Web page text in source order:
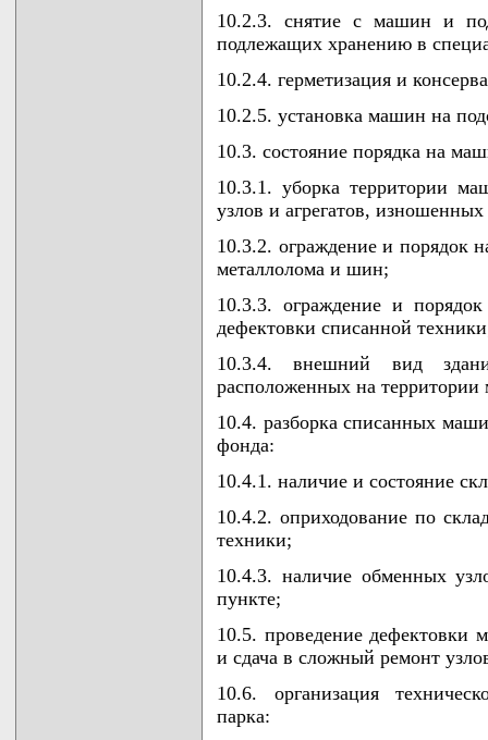
10.2.3. снятие с машин и
подлежащих хранению в
10.2.4. герметизация и
10.2.5. установка машин на
10.3. состояние порядка на
10.3.1. уборка территории
узлов и агрегатов,
10.3.2. ограждение и порядок
металлолома и шин;
10.3.3. ограждение и
дефектовки списанной
10.3.4. внешний вид
расположенных на
10.4. разборка списанных
фонда:
10.4.1. наличие и состояние
10.4.2. оприходование по
техники;
10.4.3. наличие обменных
пункте;
10.5. проведение дефектовки
и сдача в сложный ремонт
10.6. организация
парка: